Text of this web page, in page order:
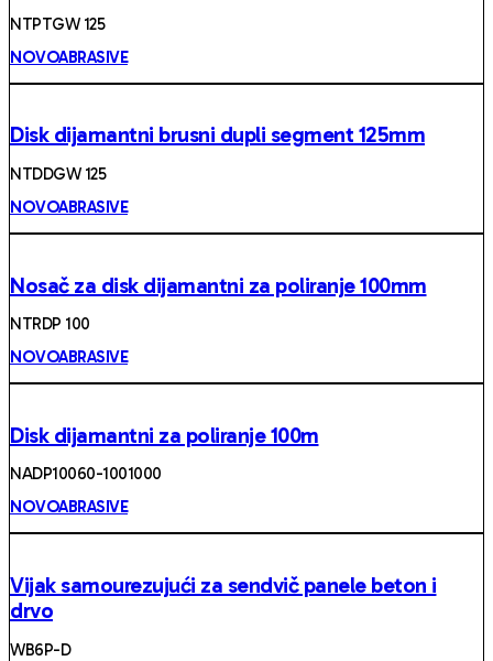
NTPTGW 125
NOVOABRASIVE
Disk dijamantni brusni dupli segment 125mm
NTDDGW 125
NOVOABRASIVE
Nosač za disk dijamantni za poliranje 100mm
NTRDP 100
NOVOABRASIVE
Disk dijamantni za poliranje 100m
NADP10060-1001000
NOVOABRASIVE
Vijak samourezujući za sendvič panele beton i
drvo
WB6P-D